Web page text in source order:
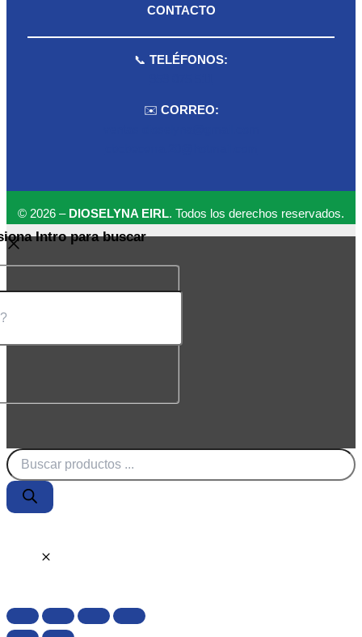
CONTACTO
📞 TELÉFONOS:
✉️ CORREO:
© 2026 – DIOSELYNA EIRL. Todos los derechos reservados.
Intro para buscar
Búsqueda
de
productos